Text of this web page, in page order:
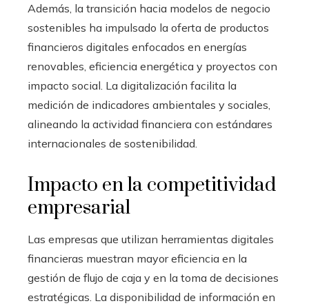
Además, la transición hacia modelos de negocio
sostenibles ha impulsado la oferta de productos
financieros digitales enfocados en energías
renovables, eficiencia energética y proyectos con
impacto social. La digitalización facilita la
medición de indicadores ambientales y sociales,
alineando la actividad financiera con estándares
internacionales de sostenibilidad.
Impacto en la competitividad
empresarial
Las empresas que utilizan herramientas digitales
financieras muestran mayor eficiencia en la
gestión de flujo de caja y en la toma de decisiones
estratégicas. La disponibilidad de información en